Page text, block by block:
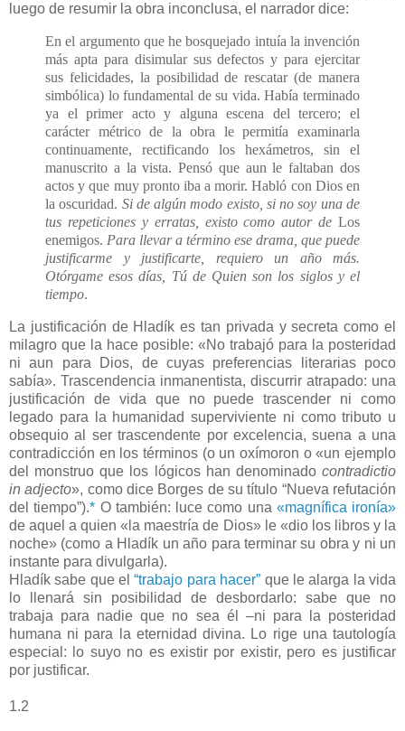
luego de resumir la obra inconclusa, el narrador dice:
En el argumento que he bosquejado intuía la invención
más apta para disimular sus defectos y para ejercitar
sus felicidades, la posibilidad de rescatar (de manera
simbólica) lo fundamental de su vida. Había terminado
ya el primer acto y alguna escena del tercero; el
carácter métrico de la obra le permitía examinarla
continuamente, rectificando los hexámetros, sin el
manuscrito a la vista. Pensó que aun le faltaban dos
actos y que muy pronto iba a morir. Habló con Dios en
la oscuridad. Si de algún modo existo, si no soy una de
tus repeticiones y erratas, existo como autor de Los
enemigos. Para llevar a término ese drama, que puede
justificarme y justificarte, requiero un año más.
Otórgame esos días, Tú de Quien son los siglos y el
tiempo.
La justificación de Hladík es tan privada y secreta como el
milagro que la hace posible: «No trabajó para la posteridad
ni aun para Dios, de cuyas preferencias literarias poco
sabía». Trascendencia inmanentista, discurrir atrapado: una
justificación de vida que no puede trascender ni como
legado para la humanidad superviviente ni como tributo u
obsequio al ser trascendente por excelencia, suena a una
contradicción en los términos (o un oxímoron o «un ejemplo
del monstruo que los lógicos han denominado contradictio
in adjecto», como dice Borges de su título “Nueva refutación
del tiempo”).* O también: luce como una «magnífica ironía»
de aquel a quien «la maestría de Dios» le «dio los libros y la
noche» (como a Hladík un año para terminar su obra y ni un
instante para divulgarla).
Hladík sabe que el“trabajo para hacer” que le alarga la vida
lo llenará sin posibilidad de desbordarlo: sabe que no
trabaja para nadie que no sea él –ni para la posteridad
humana ni para la eternidad divina. Lo rige una tautología
especial: lo suyo no es existir por existir, pero es justificar
por justificar.
1.2